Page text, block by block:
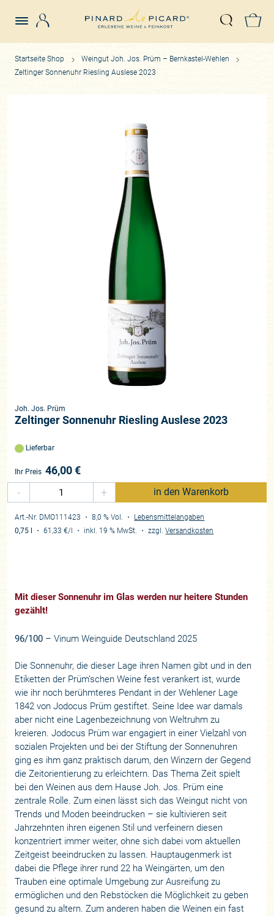
Suche
Startseite Shop
Weingut Joh. Jos. Prüm – Bernkastel-Wehlen
Zeltinger Sonnenuhr Riesling Auslese 2023
Joh. Jos. Prüm
Zeltinger Sonnenuhr Riesling Auslese 2023
Lieferbar
Ihr Preis 46,00€
-
+ in den Warenkorb
Art.-Nr. DMO111423 ・ 8,0 % Vol. ・ Lebensmittelangaben
0,75 l
・61,33 €/l ・ inkl. 19 % MwSt. ・zzgl.Versandkosten
Mit dieser Sonnenuhr im Glas werden nur heitere Stunden
gezählt!
96/100 – Vinum Weinguide Deutschland 2025
Die Sonnenuhr, die dieser Lage ihren Namen gibt und in den
Etiketten der Prüm’schen Weine fest verankert ist, wurde
wie ihr noch berühmteres Pendant in der Wehlener Lage
1842 von Jodocus Prüm gestiftet. Seine Idee war damals
aber nicht eine Lagenbezeichnung von Weltruhm zu
kreieren. Jodocus Prüm war engagiert in einer Vielzahl von
sozialen Projekten und bei der Stiftung der Sonnenuhren
ging es ihm ganz praktisch darum, den Winzern der Gegend
die Zeitorientierung zu erleichtern. Das Thema Zeit spielt
bei den Weinen aus dem Hause Joh. Jos. Prüm eine
zentrale Rolle. Zum einen lässt sich das Weingut nicht von
Trends und Moden beeindrucken – sie kultivieren seit
Jahrzehnten ihren eigenen Stil und verfeinern diesen
konzentriert immer weiter, ohne sich dabei vom aktuellen
Zeitgeist beeindrucken zu lassen. Hauptaugenmerk ist
dabei die Pflege ihrer rund 22 ha Weingärten, um den
Trauben eine optimale Umgebung zur Ausreifung zu
ermöglichen und den Rebstöcken die Möglichkeit zu geben
gesund zu altern. Zum anderen haben die Weinen ein fast